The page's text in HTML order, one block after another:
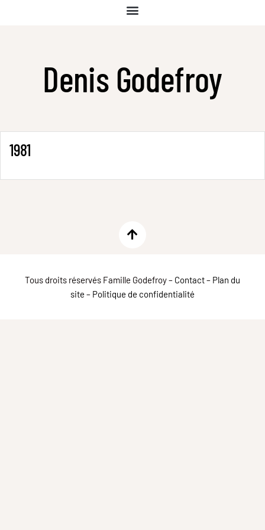
Denis Godefroy
1981
Tous droits réservés Famille Godefroy – Contact– Plan du
site – Politique de confidentialité